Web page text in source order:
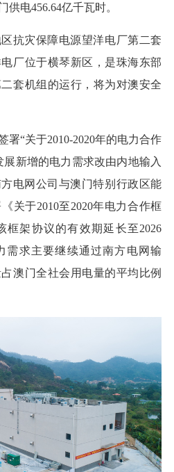
供电456.64亿千瓦时。
抗灾保障电源望洋电厂第二套
厂位于横琴新区，是珠海东部
套机组的运行，将为对澳安全
署“关于2010-2020年的电力合作
新增的电力需求改由内地输入
电网公司与澳门特别行政区能
关于2010至2020年电力合作框
框架协议的有效期延长至2026
需求主要继续通过南方电网输
澳门全社会用电量的平均比例